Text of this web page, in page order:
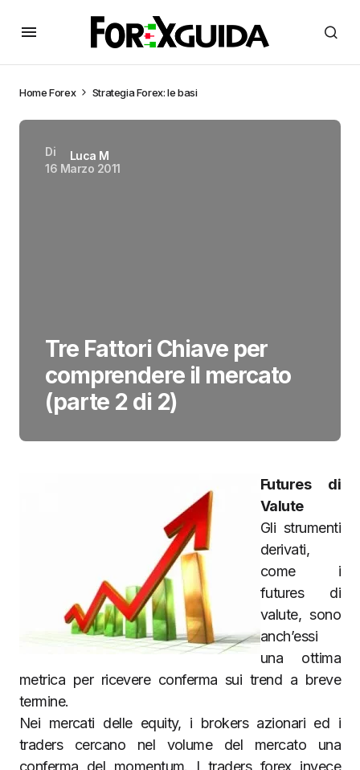
HomeForex Strategia Forex: le basi
Di
Luca M
16 Marzo 2011
Tre Fattori Chiave per
comprendere il mercato
(parte 2 di 2)
Futures di
Valute
Gli strumenti
derivati,
come i
futures di
valute, sono
anch’essi
una ottima
metrica per ricevere conferma sui trend a breve
termine.
Nei mercati delle equity, i brokers azionari ed i
traders cercano nel volume del mercato una
conferma del momentum. I traders forex invece